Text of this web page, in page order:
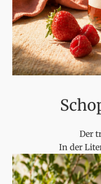
Der
In der